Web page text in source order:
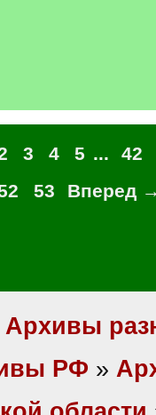
3 4 5 ...
42
53 Вперед
Архивы
РФ »